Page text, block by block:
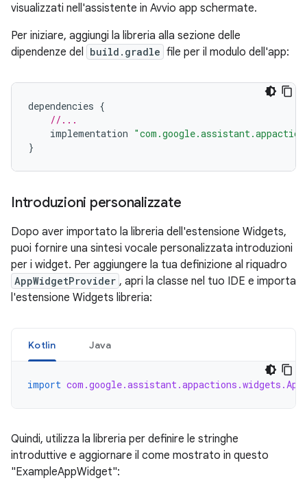
visualizzati nell'assistente in Avvio app schermate.
Per iniziare, aggiungi la libreria alla sezione delle
dipendenze del build.gradle file per il modulo dell'app:
dependencies {
//...
implementation
}
Introduzioni personalizzate
Dopo aver importato la libreria dell'estensione Widgets,
puoi fornire una sintesi vocale personalizzata introduzioni
per i widget. Per aggiungere la tua definizione al riquadro
AppWidgetProvider , apri la classe nel tuo IDE e importa
l'estensione Widgets libreria:
Kotlin Java
import
Quindi, utilizza la libreria per definire le stringhe
introduttive e aggiornare il come mostrato in questo
"ExampleAppWidget":